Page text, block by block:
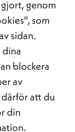
genom
som
sidan.
dina
blockera
av
att du
din